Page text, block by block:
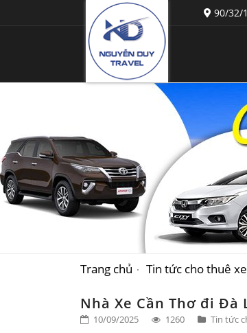
90/32/
Trang chủ Tin tức cho thuê
Nhà Xe Cần Thơ đi Đà
10/09/2025 1260 Tin tức